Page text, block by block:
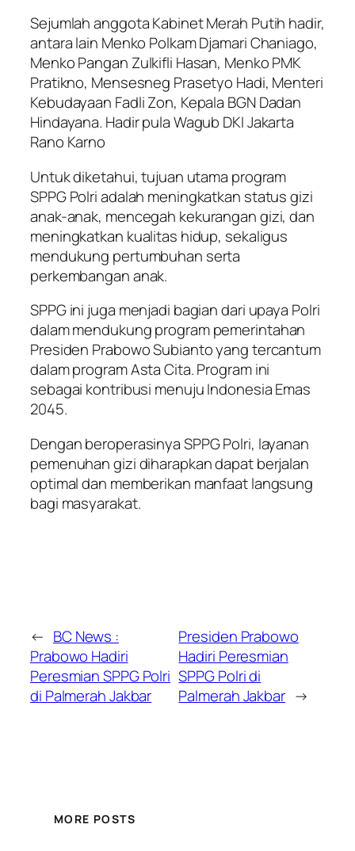
Sejumlah anggota Kabinet Merah Putih hadir,
antara lain Menko Polkam Djamari Chaniago,
Menko Pangan Zulkifli Hasan, Menko PMK
Pratikno, Mensesneg Prasetyo Hadi, Menteri
Kebudayaan Fadli Zon, Kepala BGN Dadan
Hindayana. Hadir pula Wagub DKI Jakarta
Rano Karno
Untuk diketahui, tujuan utama program
SPPG Polri adalah meningkatkan status gizi
anak-anak, mencegah kekurangan gizi, dan
meningkatkan kualitas hidup, sekaligus
mendukung pertumbuhan serta
perkembangan anak.
SPPG ini juga menjadi bagian dari upaya Polri
dalam mendukung program pemerintahan
Presiden Prabowo Subianto yang tercantum
dalam program Asta Cita. Program ini
sebagai kontribusi menuju Indonesia Emas
2045.
Dengan beroperasinya SPPG Polri, layanan
pemenuhan gizi diharapkan dapat berjalan
optimal dan memberikan manfaat langsung
bagi masyarakat.
← BC News :
Prabowo Hadiri
Peresmian SPPG Polri
di Palmerah Jakbar
Presiden Prabowo
Hadiri Peresmian
SPPG Polri di
Palmerah Jakbar →
MORE POSTS